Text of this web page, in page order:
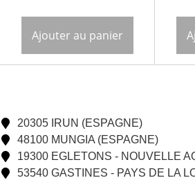
Ajouter au panier
20305 IRUN (ESPAGNE)
48100 MUNGIA (ESPAGNE)
19300 EGLETONS - NOUVELLE
53540 GASTINES - PAYS DE LA